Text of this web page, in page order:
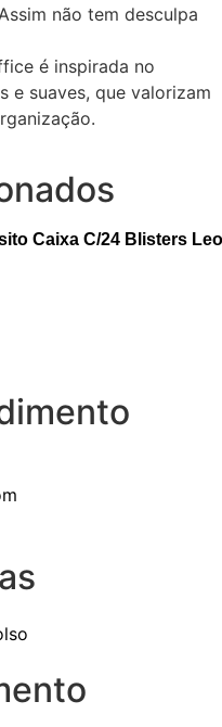
não tem desculpa
é inspirada no
e suaves, que valorizam
Caixa C/24 Blisters